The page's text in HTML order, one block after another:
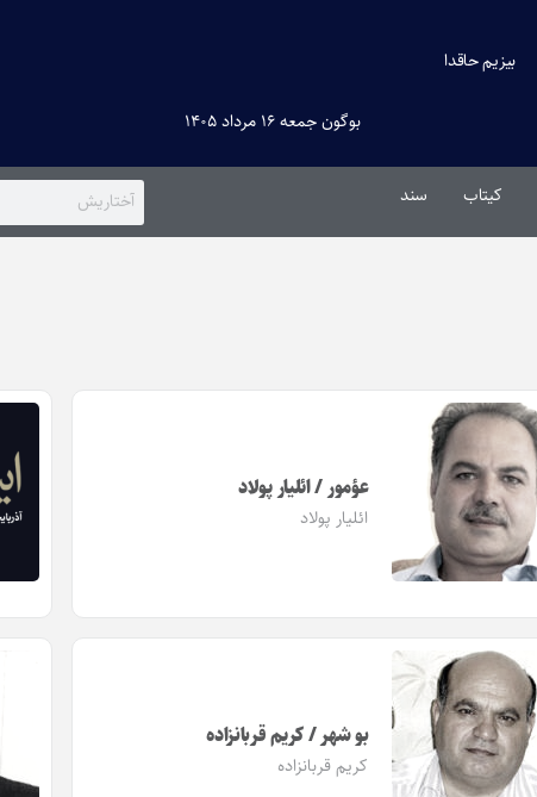
بیزیم حاقدا
بوگون جمعه ۱۶ مرداد ۱۴۰۵
کیتاب سند
عؤمور / ائلیار پولاد
ائلیار پولاد
بو شهر / کریم قربانزاده
کریم قربانزاده